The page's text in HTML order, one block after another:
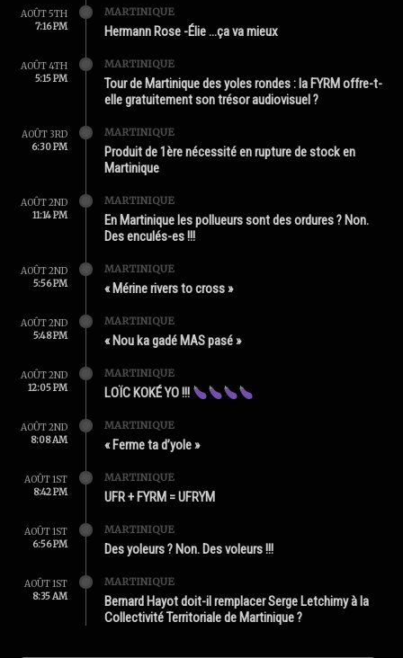
AOÛT 5TH
7:16 PM
MARTINIQUE
Hermann Rose -Élie …ça va mieux
AOÛT 4TH
5:15 PM
MARTINIQUE
Tour de Martinique des yoles rondes : la FYRM offre-t-
elle gratuitement son trésor audiovisuel ?
AOÛT 3RD
6:30 PM
MARTINIQUE
Produit de 1ère nécessité en rupture de stock en
Martinique
AOÛT 2ND
11:14 PM
MARTINIQUE
En Martinique les pollueurs sont des ordures ? Non.
Des enculés-es !!!
AOÛT 2ND
5:56 PM
MARTINIQUE
« Mérine rivers to cross »
AOÛT 2ND
5:48 PM
MARTINIQUE
« Nou ka gadé MAS pasé »
AOÛT 2ND
12:05 PM
MARTINIQUE
LOÏC KOKÉ YO !!!
AOÛT 2ND
8:08 AM
MARTINIQUE
« Ferme ta d’yole »
AOÛT 1ST
8:42 PM
MARTINIQUE
UFR + FYRM = UFRYM
AOÛT 1ST
6:56 PM
MARTINIQUE
Des yoleurs ? Non. Des voleurs !!!
AOÛT 1ST
8:35 AM
MARTINIQUE
Bernard Hayot doit-il remplacer Serge Letchimy à la
Collectivité Territoriale de Martinique ?